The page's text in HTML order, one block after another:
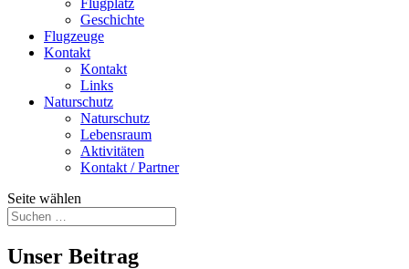
Flugplatz
Geschichte
Flugzeuge
Kontakt
Kontakt
Links
Naturschutz
Naturschutz
Lebensraum
Aktivitäten
Kontakt / Partner
Seite wählen
Unser Beitrag